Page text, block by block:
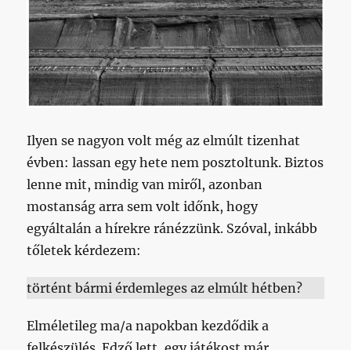
Ilyen se nagyon volt még az elmúlt tizenhat
évben: lassan egy hete nem posztoltunk. Biztos
lenne mit, mindig van miről, azonban
mostanság arra sem volt időnk, hogy
egyáltalán a hírekre ránézzünk. Szóval, inkább
tőletek kérdezem:
történt bármi érdemleges az elmúlt hétben?
Elméletileg ma/a napokban kezdődik a